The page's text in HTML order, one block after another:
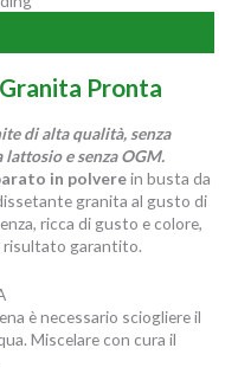
Pronta
di alta qualità, senza
lattosio e senza OGM.
in polverein busta da
granita al gusto di
ricca di gusto e colore,
risultato garantito.
è necessario sciogliere il
Miscelare con cura il